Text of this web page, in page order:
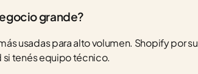
grande?
usadas para alto volumen. Shopify por
tenés equipo técnico.